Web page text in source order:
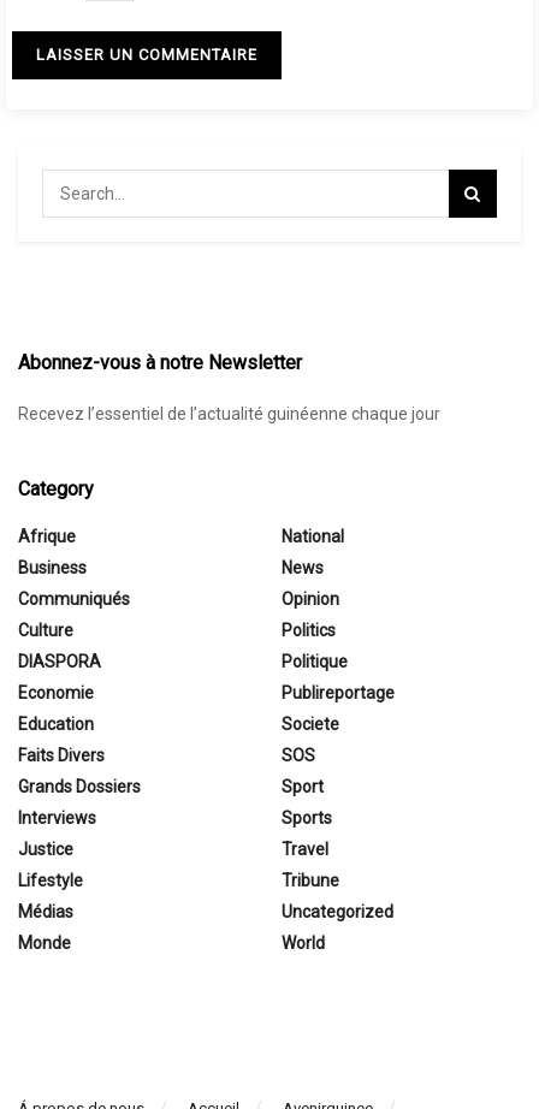
Abonnez-vous à notre Newsletter
Recevez l’essentiel de l’actualité guinéenne chaque jour
Category
Afrique
Business
Communiqués
Culture
DIASPORA
Economie
Education
Faits Divers
Grands Dossiers
Interviews
Justice
Lifestyle
Médias
Monde
National
News
Opinion
Politics
Politique
Publireportage
Societe
SOS
Sport
Sports
Travel
Tribune
Uncategorized
World